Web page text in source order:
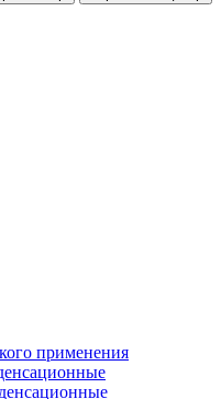
применения